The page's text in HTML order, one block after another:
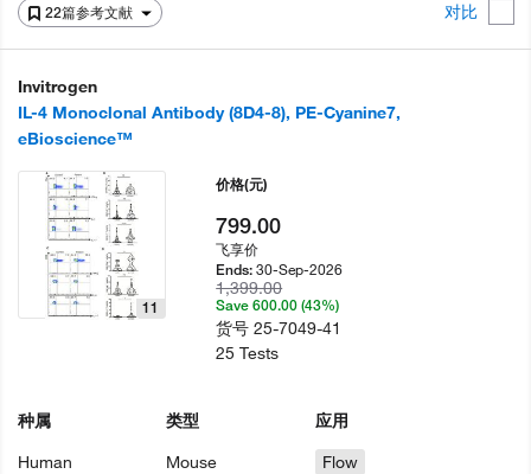
22篇参考文献 对比
Invitrogen
IL-4 Monoclonal Antibody (8D4-8), PE-Cyanine7,
eBioscience™
11
种属
Human
类型
Mouse
应用
Flow
价格(元)
799.00
飞享价
Ends:30-Sep-2026
1,399.00
Save 600.00 (43%)
货号25-7049-41
25 Tests